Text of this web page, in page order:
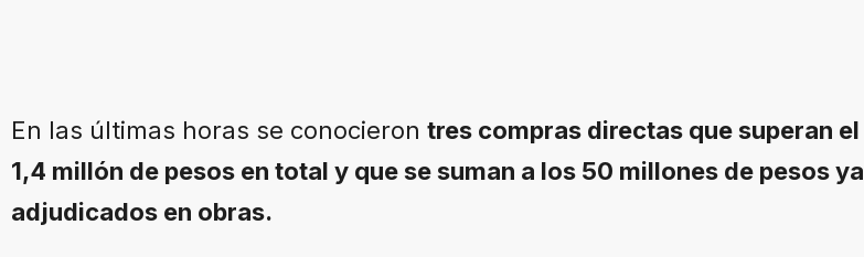
En las últimas horas se conocieron tres compras directas que superan el
1,4 millón de pesos en total y que se suman a los 50 millones de pesos ya
adjudicados en obras.